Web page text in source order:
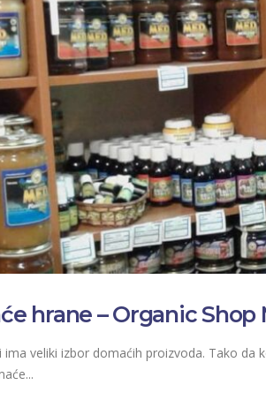
hrane – Organic Shop
ima veliki izbor domaćih proizvoda. Tako